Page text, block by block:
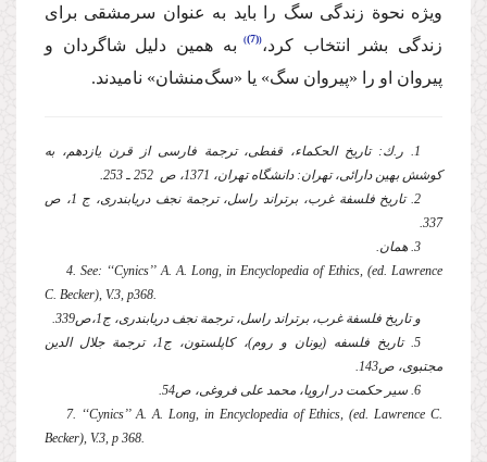
ویژه نحوة‌ زندگی سگ را باید به عنوان سرمشقی برای
زندگی بشر انتخاب كرد، (7)
به همین دلیل شاگردان و
پیروان او را «پیروان سگ» یا «سگ‌منشان» نامیدند.
1. ر.ك: تاریخ الحكماء، قفطی، ترجمة فارسی از قرن یازدهم، به
كوشش بهین دارائی، تهران: دانشگاه تهران، 1371، ص 252 ـ 253.
2. تاریخ فلسفة‌ غرب، برتراند راسل، ترجمة نجف دریابندری، ج 1،‌ ص
337.
3. همان.
4. See: ‘‘Cynics’’ A. A. Long, in Encyclopedia of Ethics, (ed. Lawrence
C. Becker), V.3, p368.
و تاریخ فلسفة‌ غرب، برتراند راسل، ترجمة نجف دریابندری، ج1،‌ص339.
5. تاریخ فلسفه (یونان و روم)، كاپلستون،‌ ج1، ترجمة جلال الدین
مجتبوی،‌ ص143.
6. سیر حكمت در اروپا، محمد علی فروغی، ص54.
7. ‘‘Cynics’’ A. A. Long, in Encyclopedia of Ethics, (ed. Lawrence C.
Becker), V.3, p 368.